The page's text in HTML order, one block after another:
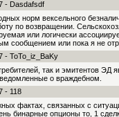
- Dasdafsdf
норм вексельного
по возвращении.
или логически
сообщением или пока я не
- ToTo_iz_BaKy
так и эмитентов ЭД
о враждебном.
- 118
фактах, связанных с
бинарные опционы то, 1